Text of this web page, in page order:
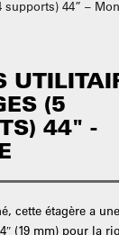
supports) 44” –
(5
44" -
cette étagère a une
(19 mm) pour la